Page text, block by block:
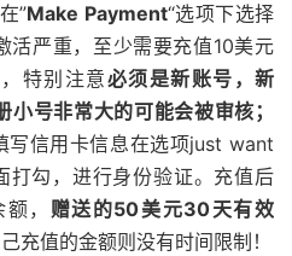
”Make Payment“选项下选择
活严重，至少需要充值10美元
特别注意必须是新账号，新
号非常大的可能会被审核；
写信用卡信息在选项just want
勾，进行身份验证。充值后
， 赠送的50美元30天有效
充值的金额则没有时间限制！